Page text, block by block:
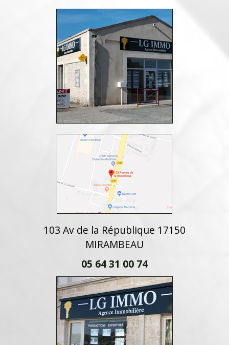
103 Av de la République 17150
MIRAMBEAU
05 64 31 00 74